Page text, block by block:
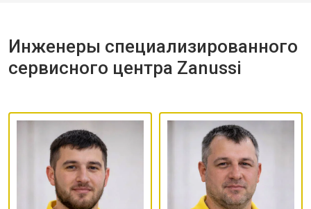
Инженеры специализированного
сервисного центра Zanussi